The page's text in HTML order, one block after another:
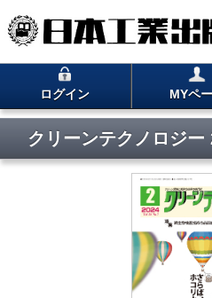
ログイン MYペ
クリーンテクノロジ